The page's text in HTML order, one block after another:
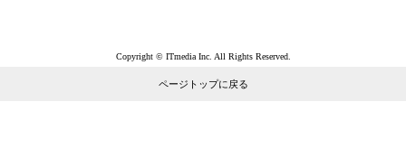
Copyright © ITmedia Inc. All Rights Reserved.
ページトップに戻る